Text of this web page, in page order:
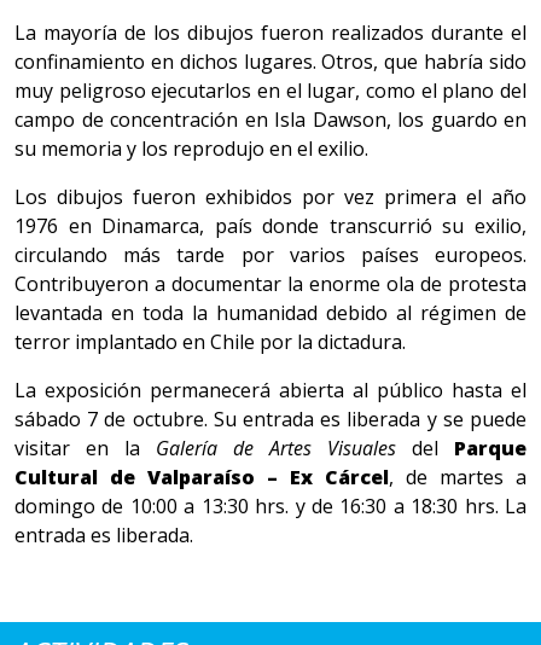
La mayoría de los dibujos fueron realizados durante el
confinamiento en dichos lugares. Otros, que habría sido
muy peligroso ejecutarlos en el lugar, como el plano del
campo de concentración en Isla Dawson, los guardo en
su memoria y los reprodujo en el exilio.
Los dibujos fueron exhibidos por vez primera el año
1976 en Dinamarca, país donde transcurrió su exilio,
circulando más tarde por varios países europeos.
Contribuyeron a documentar la enorme ola de protesta
levantada en toda la humanidad debido al régimen de
terror implantado en Chile por la dictadura.
La exposición permanecerá abierta al público hasta el
sábado 7 de octubre. Su entrada es liberada y se puede
visitar en la Galería de Artes Visuales del Parque
Cultural de Valparaíso – Ex Cárcel, de martes a
domingo de 10:00 a 13:30 hrs. y de 16:30 a 18:30 hrs. La
entrada es liberada.